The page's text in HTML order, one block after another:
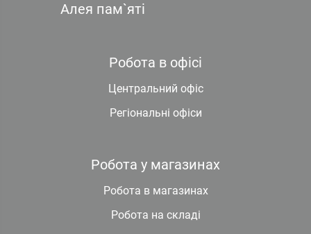
Алея пам`яті
Робота в офісі
Центральний офіс
Регіональні офіси
Робота у магазинах
Робота в магазинах
Робота на складі